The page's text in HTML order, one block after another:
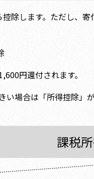
除します。ただし、寄
円還付されます。
い場合は「所得控除